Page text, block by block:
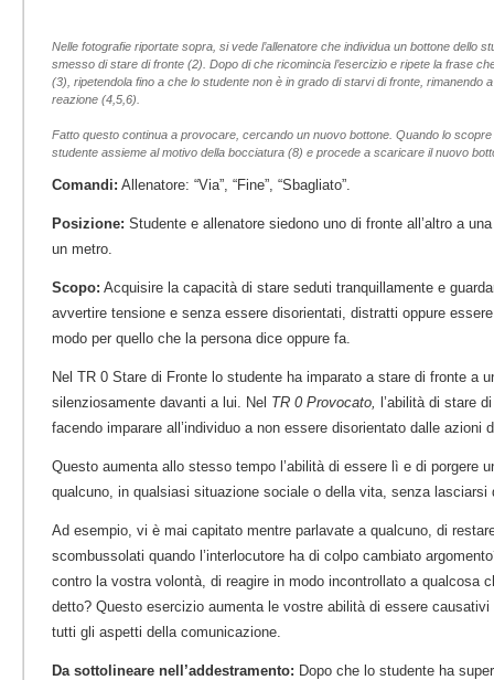
Nelle fotografie riportate sopra, si vede l’allenatore che individua un bottone dello
smesso di stare di fronte (2). Dopo di che ricomincia l’esercizio e ripete la frase
(3), ripetendola fino a che lo studente non è in grado di starvi di fronte, rimanendo
reazione (4,5,6).
Fatto questo continua a provocare, cercando un nuovo bottone. Quando lo scopre
studente assieme al motivo della bocciatura (8) e procede a scaricare il nuovo
Comandi: Allenatore: “Via”, “Fine”, “Sbagliato”.
Posizione: Studente e allenatore siedono uno di fronte all’altro a
un metro.
Scopo: Acquisire la capacità di stare seduti tranquillamente e
avvertire tensione e senza essere disorientati, distratti oppure
modo per quello che la persona dice oppure fa.
Nel TR 0 Stare di Fronte lo studente ha imparato a stare di fronte a
silenziosamente davanti a lui. Nel TR 0 Provocato, l’abilità di stare
facendo imparare all’individuo a non essere disorientato dalle azioni
Questo aumenta allo stesso tempo l’abilità di essere lì e di porgere
qualcuno, in qualsiasi situazione sociale o della vita, senza lasciarsi
Ad esempio, vi è mai capitato mentre parlavate a qualcuno, di
scombussolati quando l’interlocutore ha di colpo cambiato
contro la vostra volontà, di reagire in modo incontrollato a qualcosa
detto? Questo esercizio aumenta le vostre abilità di essere
tutti gli aspetti della comunicazione.
Da sottolineare nell’addestramento: Dopo che lo studente ha